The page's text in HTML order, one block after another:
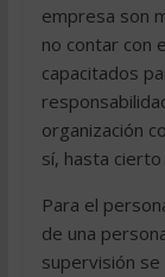
empresa son
no contar con
capacitados
organización
sí, hasta
Para el
de una
supervisión se